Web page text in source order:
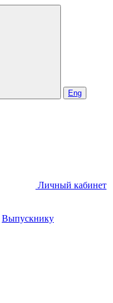
Eng
Личный кабинет
Выпускнику